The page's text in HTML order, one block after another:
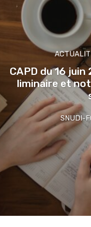
CAPD du 16
liminaire et
SNUDI-